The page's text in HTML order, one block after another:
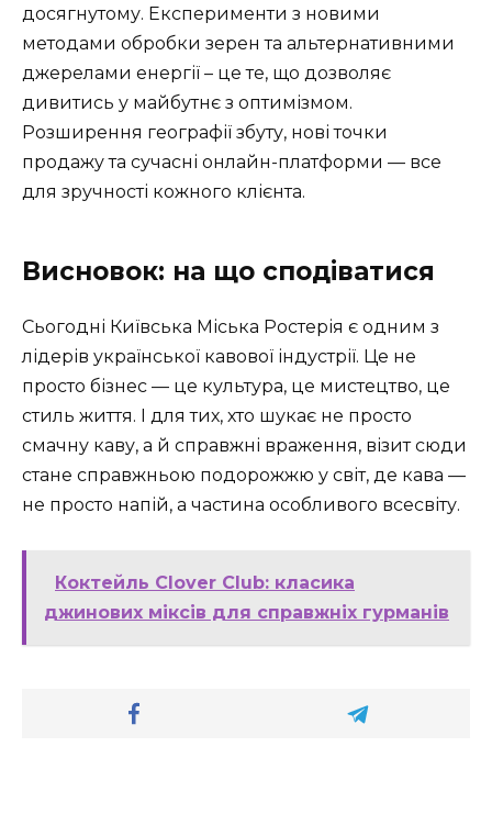
досягнутому. Експерименти з новими
методами обробки зерен та альтернативними
джерелами енергії – це те, що дозволяє
дивитись у майбутнє з оптимізмом.
Розширення географії збуту, нові точки
продажу та сучасні онлайн-платформи — все
для зручності кожного клієнта.
Висновок: на що сподіватися
Сьогодні Київська Міська Ростерія є одним з
лідерів української кавової індустрії. Це не
просто бізнес — це культура, це мистецтво, це
стиль життя. І для тих, хто шукає не просто
смачну каву, а й справжні враження, візит сюди
стане справжньою подорожжю у світ, де кава —
не просто напій, а частина особливого всесвіту.
Коктейль Clover Club: класика
джинових міксів для справжніх гурманів